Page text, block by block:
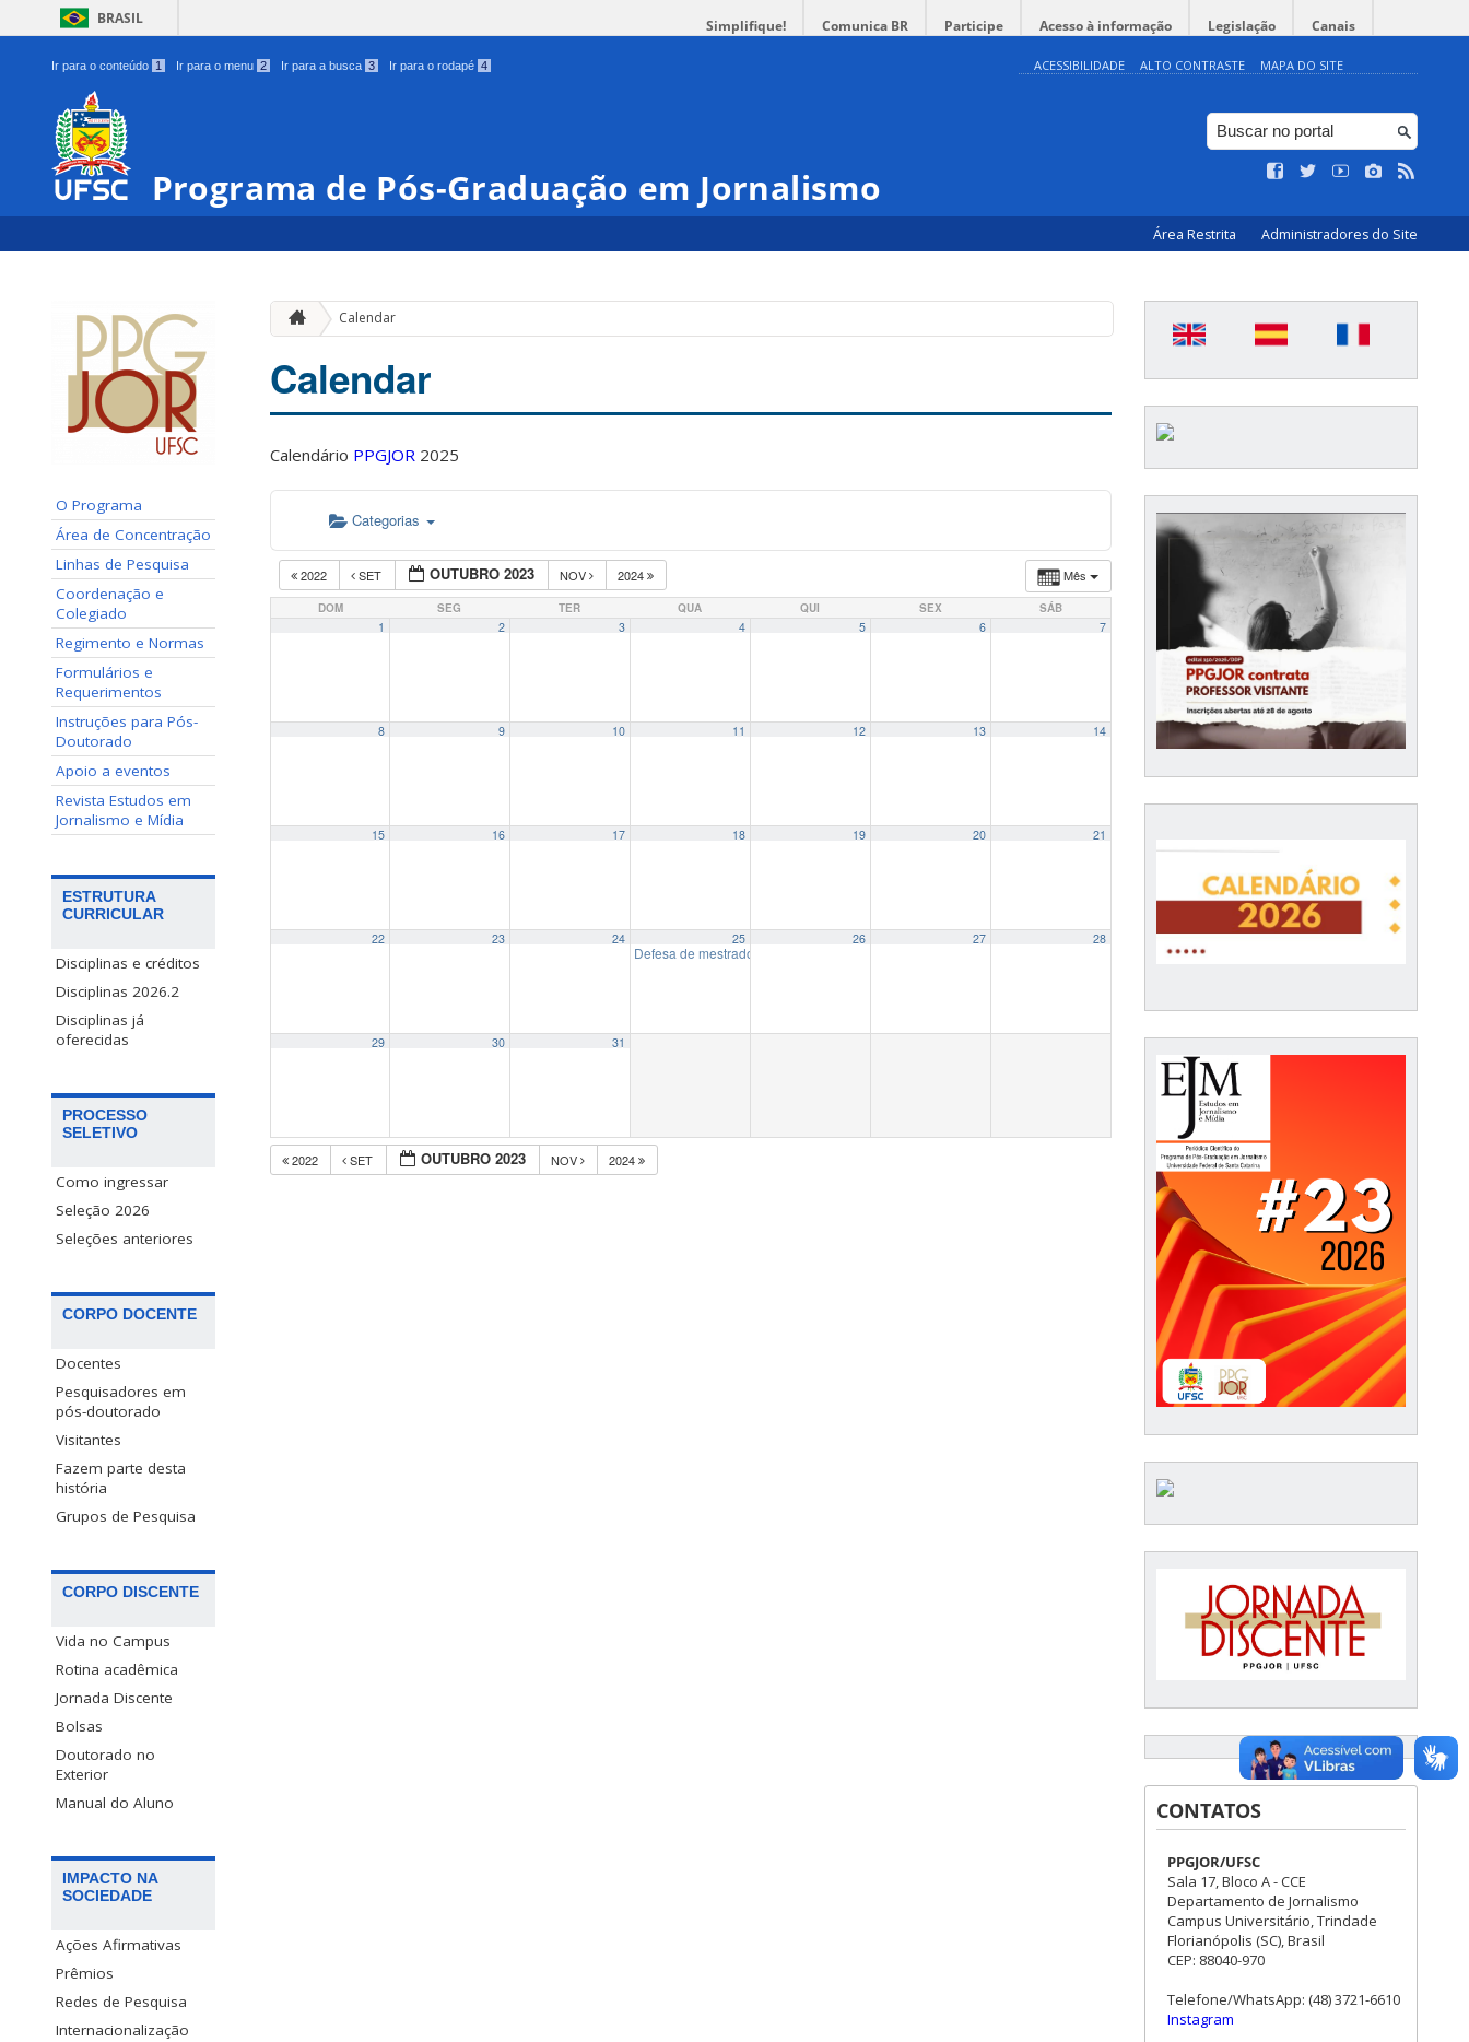
BRASIL Simplifique! Comunica BR Participe Acesso à informação Legislação Canais
Ir para o conteúdo 1 Ir para o menu 2 Ir para a busca 3 Ir para o rodapé 4 ACESSIBILIDADE ALTO CONTRASTE MAPA DO SITE
Programa de Pós-Graduação em Jornalismo
Área Restrita Administradores do Site
O Programa
Área de Concentração
Linhas de Pesquisa
Coordenação e
Colegiado
Regimento e Normas
Formulários e
Requerimentos
Instruções para Pós-
Doutorado
Apoio a eventos
Revista Estudos em
Jornalismo e Mídia
ESTRUTURA
CURRICULAR
Disciplinas e créditos
Disciplinas 2026.2
Disciplinas já
oferecidas
PROCESSO
SELETIVO
Como ingressar
Seleção 2026
Seleções anteriores
CORPO DOCENTE
Docentes
Pesquisadores em
pós-doutorado
Visitantes
Fazem parte desta
história
Grupos de Pesquisa
CORPO DISCENTE
Vida no Campus
Rotina acadêmica
Jornada Discente
Bolsas
Doutorado no
Exterior
Manual do Aluno
IMPACTO NA
SOCIEDADE
Ações Afirmativas
Prêmios
Redes de Pesquisa
Internacionalização
Calendar
Calendar
Calendário PPGJOR 2025
Categorias
Mês
2022 SET OUTUBRO 2023 NOV 2024
DOM SEG TER QUA QUI SEX SÁB
1 2 3 4 5 6 7
8 9 10 11 12 13 14
15 16 17 18 19 20 21
22 23 24 25
Defesa de mestrado: Fiscalizador e Leal Facilitador: os graus de vigilância e de lealdade do jornalismo político brasileiro em 2020
26 27 28
29 30 31
2022 SET OUTUBRO 2023 NOV 2024
CONTATOS
PPGJOR/UFSC
Sala 17, Bloco A - CCE
Departamento de Jornalismo
Campus Universitário, Trindade
Florianópolis (SC), Brasil
CEP: 88040-970
Telefone/WhatsApp: (48) 3721-6610
Instagram